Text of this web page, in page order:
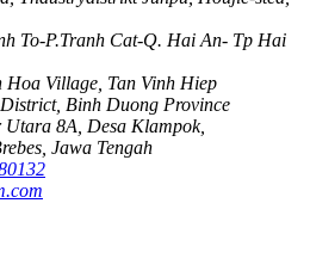
To-P.Tranh Cat-Q. Hai An- Tp Hai
Hoa Village, Tan Vinh Hiep
Binh Duong Province
Utara 8A, Desa Klampok,
Jawa Tengah